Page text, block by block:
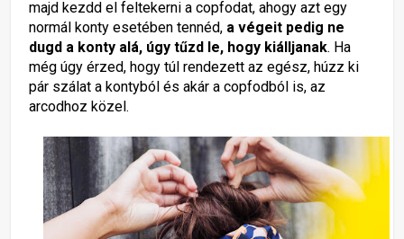
majd kezdd el feltekerni a copfodat, ahogy azt egy
normál konty esetében tennéd, a végeit pedig ne
dugd a konty alá, úgy tűzd le, hogy kiálljanak. Ha
még úgy érzed, hogy túl rendezett az egész, húzz ki
pár szálat a kontyból és akár a copfodból is, az
arcodhoz közel.